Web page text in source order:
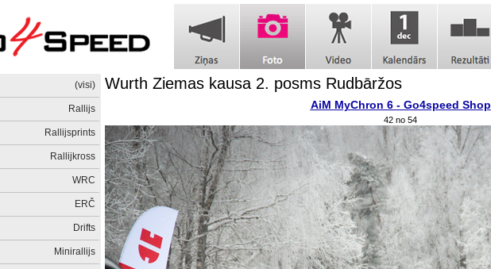
(visi)
Rallijs
Rallijsprints
Rallijkross
WRC
ERČ
Drifts
Minirallijs
Wurth Ziemas kausa 2. posms Rudbāržos
AiM MyChron 6 - Go4speed Shop
42 no 54